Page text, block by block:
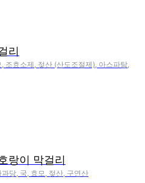
리
조효소제, 젖산 (산도조절제), 아스파탐,
랑이 막걸리
당, 국, 효모, 젖산, 구연산